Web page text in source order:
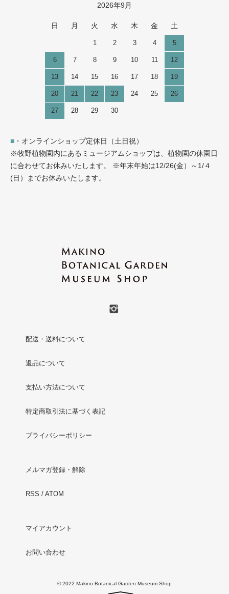
2026年9月
日 月 火 水 木 金 土
1 2 3 4 5
6 7 8 9 10 11 12
13 14 15 16 17 18 19
20 21 22 23 24 25 26
27 28 29 30
■ ・オンラインショップ定休日（土日祝）
※牧野植物園内にあるミュージアムショップは、植物園の休園日
に合わせてお休みいたします。 ※年末年始は12/26(金）～1/４
(日）までお休みいたします。
配送・送料について
返品について
支払い方法について
特定商取引法に基づく表記
プライバシーポリシー
メルマガ登録・解除
RSS / ATOM
マイアカウント
お問い合わせ
© 2022 Makino Botanical Garden Museum Shop